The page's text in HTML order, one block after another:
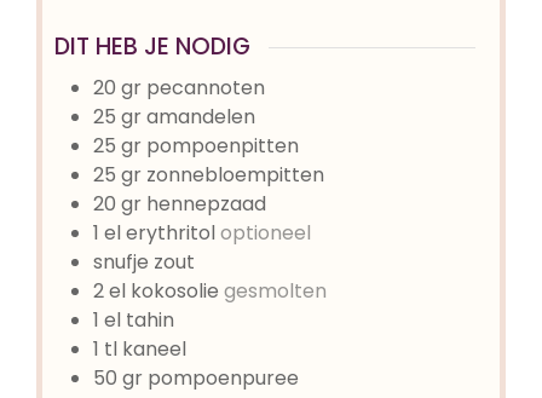
DIT HEB JE NODIG
20 gr pecannoten
25 gramandelen
25 gr pompoenpitten
25 gr zonnebloempitten
20 gr hennepzaad
1 elerythritoloptioneel
snufje zout
2el kokosolie gesmolten
1 el tahin
1 tl kaneel
50 gr pompoenpuree